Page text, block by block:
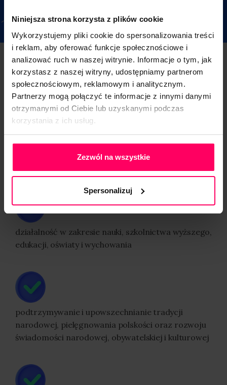
Niniejsza strona korzysta z plików cookie
Wykorzystujemy pliki cookie do spersonalizowania treści
i reklam, aby oferować funkcje społecznościowe i
analizować ruch w naszej witrynie. Informacje o tym, jak
korzystasz z naszej witryny, udostępniamy partnerom
społecznościowym, reklamowym i analitycznym.
Partnerzy mogą połączyć te informacje z innymi danymi
otrzymanymi od Ciebie lub uzyskanymi podczas
korzystania z ich usług.
Polityka Prywatności
Zezwól na wszystkie
Spersonalizuj
Cele Fundacji Midero
działalność wspomagająca rozwój gospodarczy, w
tym rozwój przedsiębiorczości
działalność w zakresie nauki, szkolnictwa wyższego,
edukacji, oświaty i wychowania
podtrzymywanie i upowszechnianie tradycji
narodowej, pielęgnowania polskości oraz rozwoju
świadomości narodowej, obywatelskiej i kulturowej